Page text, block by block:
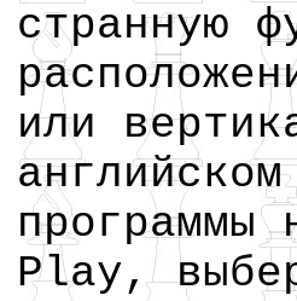
странную
или
Play,